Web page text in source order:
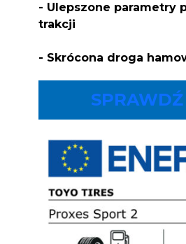
- Ulepszone parametry
trakcji
- Skrócona droga
SPRAWDŹ